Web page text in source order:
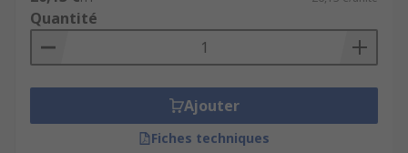
Quantité
Ajouter
Fiches techniques